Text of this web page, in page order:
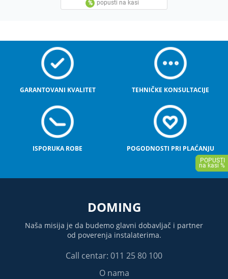
GARANTOVANI KVALITET TEHNIČKE KONSULTACIJE
ISPORUKA ROBE POGODNOSTI PRI PLAĆANJU
DOMING
Naša misija je da budemo glavni dobavljač i partner
od poverenja instalaterima.
Call centar: 011 25 80 100
O nama